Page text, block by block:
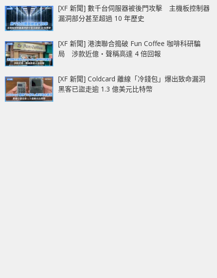
[XF 新聞] 數千台伺服器被後門攻擊 主機板控制器
漏洞部分甚至超過 10 年歷史
[XF 新聞] 港澳聯合搗破 Fun Coffee 咖啡科研騙
局 涉款近億‧聲稱高達 4 倍回報
[XF 新聞] Coldcard 離線「冷錢包」爆出致命漏洞
黑客已盜走逾 1.3 億美元比特幣